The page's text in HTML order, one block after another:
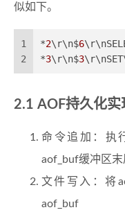
似如下。
1
2
*2\r\n$6
*3\r\n$3
AOF持久化实
命令追加：执
aof_buf缓冲区末
文件写入：将
aof_buf